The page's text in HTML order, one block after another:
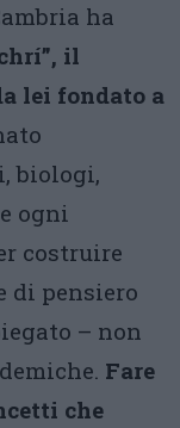
ha
il
lei fondato a
biologi,
ogni
costruire
di pensiero
– non
Fare
che